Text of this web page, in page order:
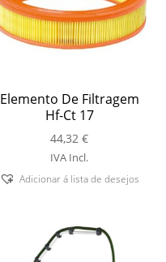
Elemento De Filtragem
Hf-Ct 17
44,32€
IVA Incl.
Adicionar á lista de desejos